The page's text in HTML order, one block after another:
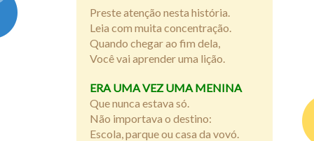
AssinePreste atenção nesta história.
Leia com muita concentração.
Quando chegar ao fim dela,
Você vai aprender uma lição.
ERA UMA VEZ UMA MENINA
Que nunca estava só.
Não importava o destino:
Escola, parque ou casa da vovó.